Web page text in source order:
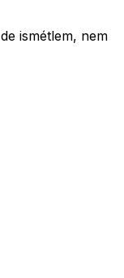
ismétlem, nem